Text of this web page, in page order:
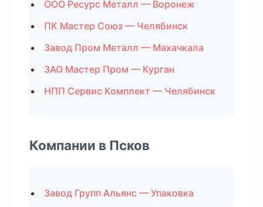
ООО Ресурс Металл — Воронеж
ПК Мастер Союз — Челябинск
Завод Пром Металл — Махачкала
ЗАО Мастер Пром — Курган
НПП Сервис Комплект — Челябинск
Компании в Псков
Завод Групп Альянс — Упаковка